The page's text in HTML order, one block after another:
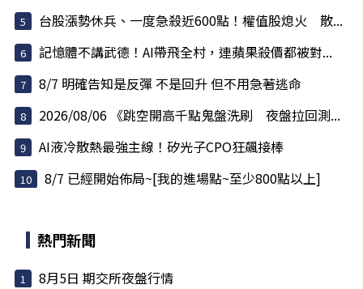
台股漲勢休兵、一度急殺近600點！權值股熄火 散...
記憶體不講武德！AI帶飛全村，連蘋果殺價都被對...
8/7 明確告知是反彈 不是回升 但不用急著逃命
2026/08/06 《跳空開高千點鬼盤洗刷 夜盤拉回測...
AI液冷散熱最強主線！矽光子CPO狂飆接棒
8/7 已經開始佈局~[我的進場點~至少800點以上]
熱門新聞
8月5日 期交所夜盤行情